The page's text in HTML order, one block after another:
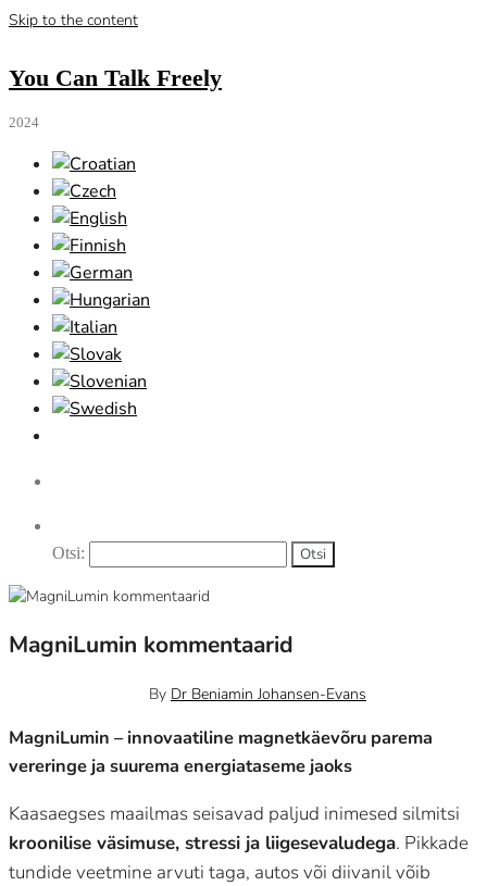
Skip to the content
You Can Talk Freely
2024
Otsi:
MagniLumin kommentaarid
By Dr Beniamin Johansen-Evans
MagniLumin – innovaatiline magnetkäevõru parema
vereringe ja suurema energiataseme jaoks
Kaasaegses maailmas seisavad paljud inimesed silmitsi
kroonilise väsimuse, stressi ja liigesevaludega. Pikkade
tundide veetmine arvuti taga, autos või diivanil võib